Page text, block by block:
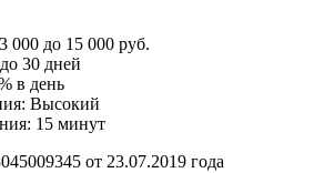
000 до 15 000 руб.
30 дней
в день
Высокий
15 минут
от 23.07.2019 года